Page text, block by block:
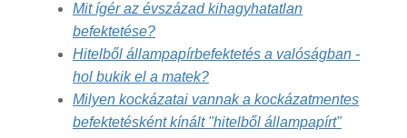
Mit ígér az évszázad kihagyhatatlan
befektetése?
Hitelből állampapírbefektetés a valóságban -
hol bukik el a matek?
Milyen kockázatai vannak a kockázatmentes
befektetésként kínált "hitelből állampapírt"